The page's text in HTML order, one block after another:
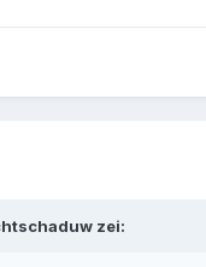
zei: